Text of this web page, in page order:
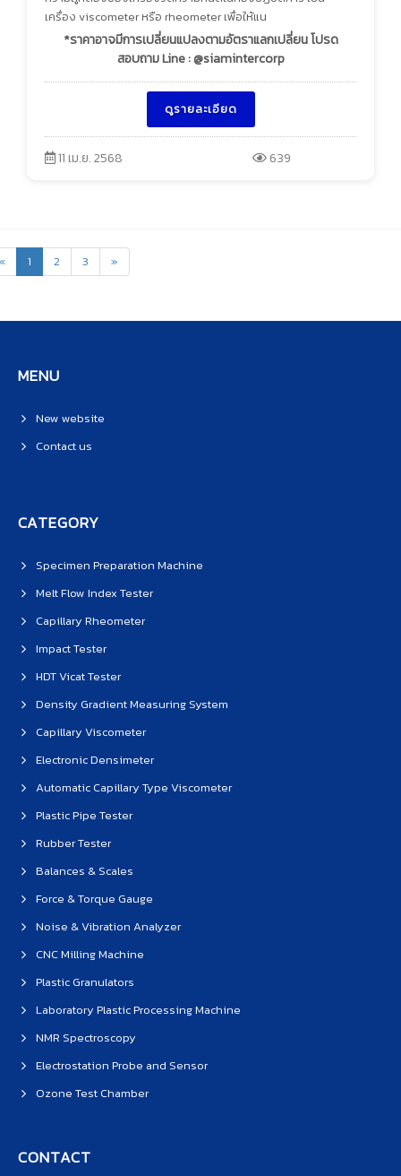
เครื่อง viscometer หรือ rheometer เพื่อให้แน
*ราคาอาจมีการเปลี่ยนแปลงตามอัตราแลกเปลี่ยน โปรด
สอบถาม Line : @siamintercorp
ดูรายละเอียด
11 เม.ย. 2568 639
1 2 3 »
MENU
New website
Contact us
CATEGORY
Specimen Preparation Machine
Melt Flow Index Tester
Capillary Rheometer
Impact Tester
HDT Vicat Tester
Density Gradient Measuring System
Capillary Viscometer
Electronic Densimeter
Automatic Capillary Type Viscometer
Plastic Pipe Tester
Rubber Tester
Balances & Scales
Force & Torque Gauge
Noise & Vibration Analyzer
CNC Milling Machine
Plastic Granulators
Laboratory Plastic Processing Machine
NMR Spectroscopy
Electrostation Probe and Sensor
Ozone Test Chamber
CONTACT